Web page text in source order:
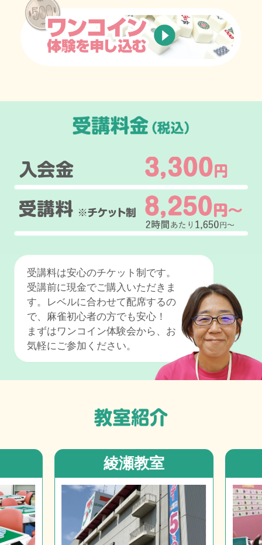
受講料は安心のチケット制です。
受講前に現金でご購入いただきま
す。レベルに合わせて配席するの
で、麻雀初心者の方でも安心！
まずはワンコイン体験会から、お
気軽にご参加ください。
綾瀬教室